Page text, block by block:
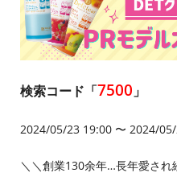
検索コード「7500 」
2024/05/23 19:00 〜 2024/
＼＼創業130余年…長年愛され